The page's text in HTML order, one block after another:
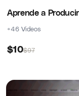
Aprende a
+46 Videos
$10$97